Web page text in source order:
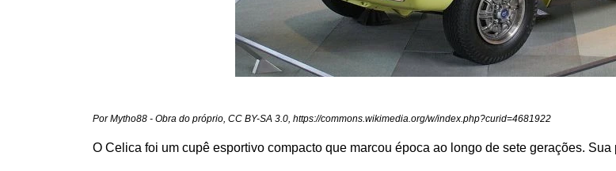
Por Mytho88 - Obra do próprio, CC BY-SA 3.0, https://commons.wikimedia.org/w/index.php?curid=4681922
O Celica foi um cupê esportivo compacto que marcou época ao longo de sete gerações.